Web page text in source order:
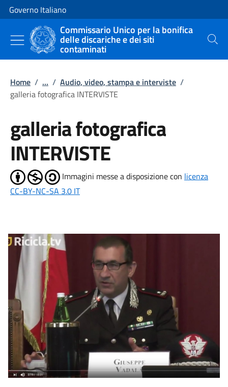
Vai al contenuto
Vai alla navigazione del sito
Governo Italiano
Commissario Unico per la bonifica
delle discariche e dei siti
contaminati Cerca
Home / ... / Audio, video, stampa e interviste /
galleria fotografica INTERVISTE
galleria fotografica
INTERVISTE
Immagini messe a disposizione con licenza
CC-BY-NC-SA 3.0 IT